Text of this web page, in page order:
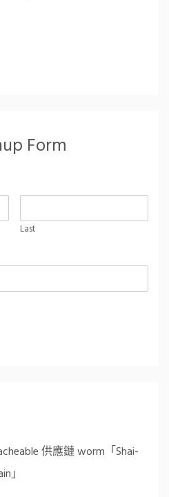
Form
Last
供應鏈 worm「Shai-
」